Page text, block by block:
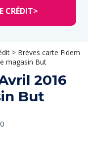
CRÉDIT>
> Brèves carte Fidem
magasin But
2016
But